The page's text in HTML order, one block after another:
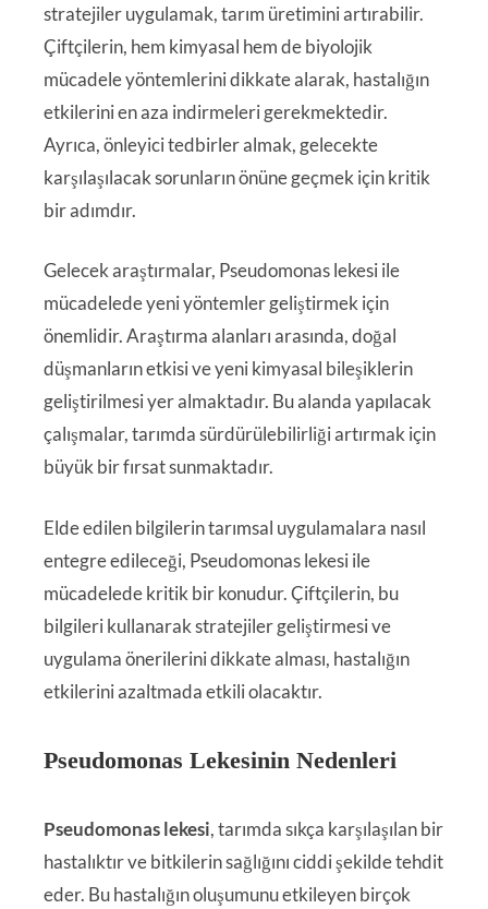
stratejiler uygulamak, tarım üretimini artırabilir.
Çiftçilerin, hem kimyasal hem de biyolojik
mücadele yöntemlerini dikkate alarak, hastalığın
etkilerini en aza indirmeleri gerekmektedir.
Ayrıca, önleyici tedbirler almak, gelecekte
karşılaşılacak sorunların önüne geçmek için kritik
bir adımdır.
Gelecek araştırmalar, Pseudomonas lekesi ile
mücadelede yeni yöntemler geliştirmek için
önemlidir. Araştırma alanları arasında, doğal
düşmanların etkisi ve yeni kimyasal bileşiklerin
geliştirilmesi yer almaktadır. Bu alanda yapılacak
çalışmalar, tarımda sürdürülebilirliği artırmak için
büyük bir fırsat sunmaktadır.
Elde edilen bilgilerin tarımsal uygulamalara nasıl
entegre edileceği, Pseudomonas lekesi ile
mücadelede kritik bir konudur. Çiftçilerin, bu
bilgileri kullanarak stratejiler geliştirmesi ve
uygulama önerilerini dikkate alması, hastalığın
etkilerini azaltmada etkili olacaktır.
Pseudomonas Lekesinin Nedenleri
Pseudomonas lekesi, tarımda sıkça karşılaşılan bir
hastalıktır ve bitkilerin sağlığını ciddi şekilde tehdit
eder. Bu hastalığın oluşumunu etkileyen birçok